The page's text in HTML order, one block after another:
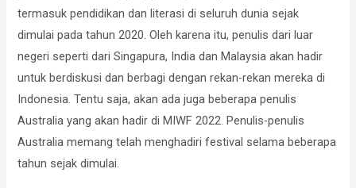
termasuk pendidikan dan literasi di seluruh dunia sejak
dimulai pada tahun 2020. Oleh karena itu, penulis dari luar
negeri seperti dari Singapura, India dan Malaysia akan hadir
untuk berdiskusi dan berbagi dengan rekan-rekan mereka di
Indonesia. Tentu saja, akan ada juga beberapa penulis
Australia yang akan hadir di MIWF 2022. Penulis-penulis
Australia memang telah menghadiri festival selama beberapa
tahun sejak dimulai.